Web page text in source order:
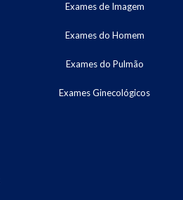
Exames de Imagem
Exames do Homem
Exames do Pulmão
Exames Ginecológicos